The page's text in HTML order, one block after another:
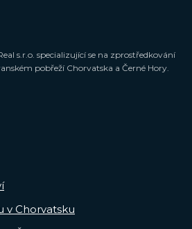
s.r.o. specializující se na zprostředkování
pobřeží Chorvatska a Černé Hory.
v Chorvatsku